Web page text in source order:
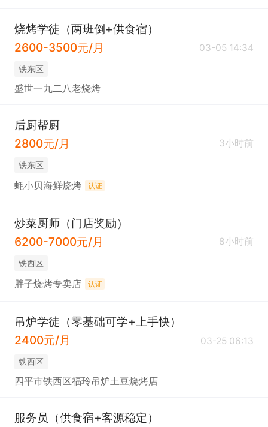
烧烤学徒（两班倒+供食宿）
2600-3500元/月
03-05 14:34
铁东区
盛世一九二八老烧烤
后厨帮厨
2800元/月
3小时前
铁东区
蚝小贝海鲜烧烤 认证
炒菜厨师（门店奖励）
6200-7000元/月
8小时前
铁西区
胖子烧烤专卖店 认证
吊炉学徒（零基础可学+上手快）
2400元/月
03-25 06:13
铁西区
四平市铁西区福玲吊炉土豆烧烤店
服务员（供食宿+客源稳定）